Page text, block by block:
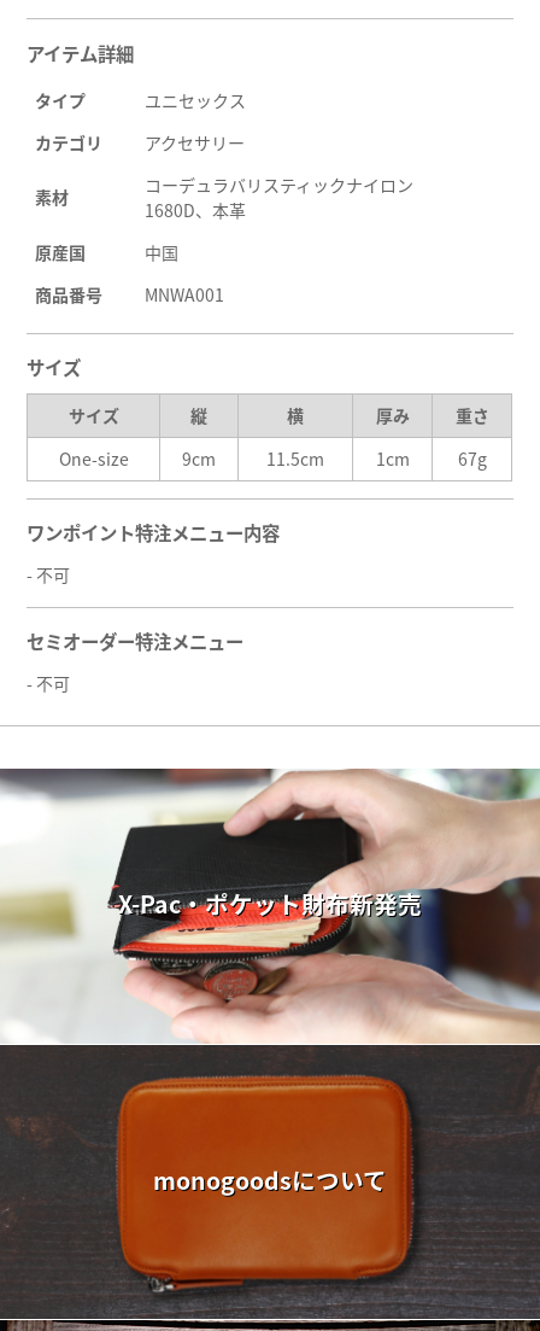
アイテム詳細
タイプ
ユニセックス
カテゴリ
アクセサリー
素材
コーデュラバリスティックナイロン
1680D、本革
原産国
中国
商品番号
MNWA001
サイズ
サイズ 縦 横 厚み
重さ
One-size
9cm 11.5cm 1cm 67g
ワンポイント特注メニュー内容
- 不可
セミオーダー特注メニュー
- 不可
X-Pac・ポケット財布新発売
monogoodsについて